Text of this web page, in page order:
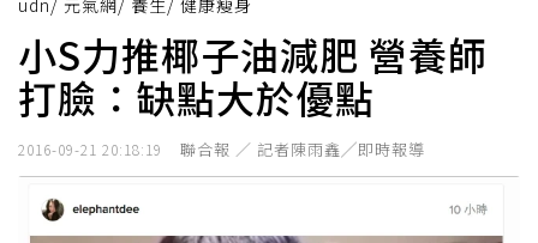
udn/ 元氣網/ 養生/ 健康瘦身
小S力推椰子油減肥 營養師
打臉：缺點大於優點
2016-09-21 20:18:19 聯合報 ／ 記者陳雨鑫╱即時報導